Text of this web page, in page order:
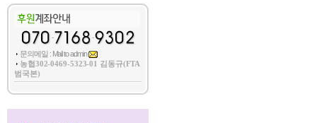
문의메일 : Mail to admin
농협302-0469-5323-01 김동규(FTA
범국본)